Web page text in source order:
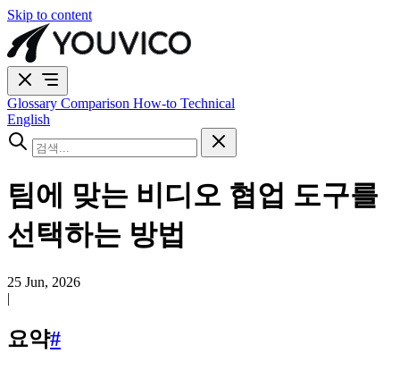
Skip to content
Glossary Comparison How-to Technical
English
팀에 맞는 비디오 협업 도구를
선택하는 방법
25 Jun, 2026
|
요약#